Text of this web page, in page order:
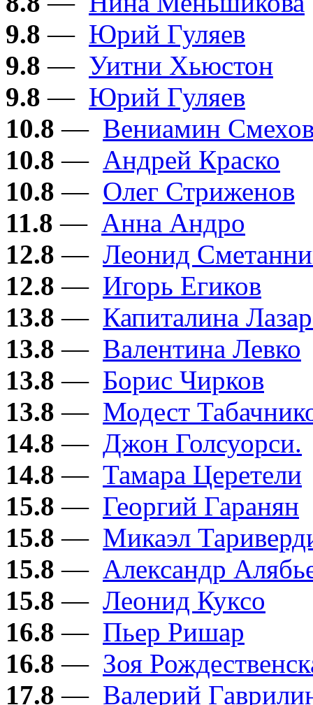
9.8 — Юрий Гуляев
9.8 — Уитни Хьюстон
9.8 — Юрий Гуляев
10.8 — Вениамин
10.8 — Андрей Краско
10.8 — Олег Стриженов
11.8 — Анна Андро
12.8 — Леонид
12.8 — Игорь Егиков
13.8 — Капиталина
13.8 — Валентина Левко
13.8 — Борис Чирков
13.8 — Модест
14.8 — Джон Голсуорси.
14.8 — Тамара Церетели
15.8 — Георгий Гаранян
15.8 — Микаэл
15.8 — Александр
15.8 — Леонид Куксо
16.8 — Пьер Ришар
16.8 — Зоя
17.8 — Валерий